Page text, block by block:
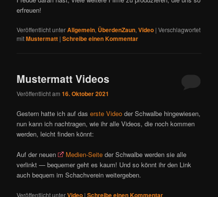
erfreuen!
Veröffentlicht unterAllgemein, ÜberdenZaun,Video |Verschlagwortet
mitMustermatt |Schreibe einen Kommentar
Mustermatt Videos
Veröffentlicht am16. Oktober 2021
Gestern hatte ich auf daserste Video der Schwalbe hingewiesen,
nun kann ich nachtragen, wie ihr alle Videos, die noch kommen
werden, leicht finden könnt:
Auf der neuen Medien-Seite der Schwalbe werden sie alle
verlinkt — bequemer geht es kaum! Und so könnt ihr den Link
auch bequem im Schachverein weitergeben.
Veröffentlicht unterVideo |Schreibe einen Kommentar